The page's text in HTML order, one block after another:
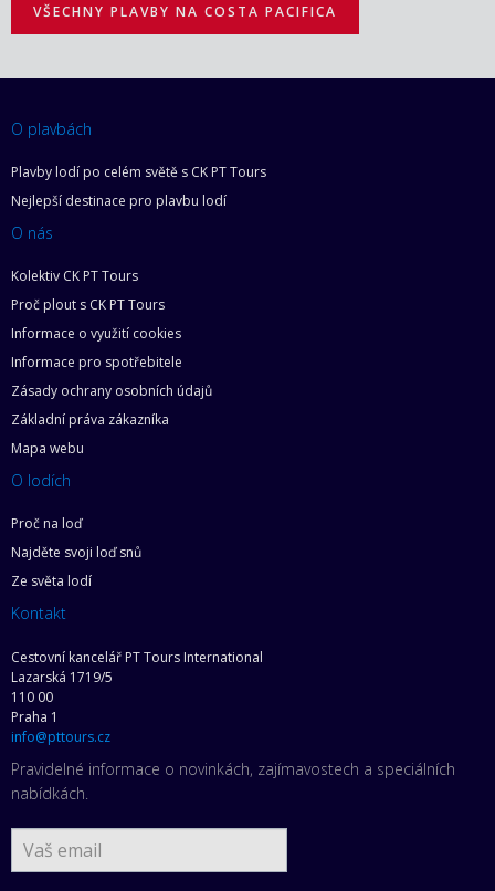
VŠECHNY PLAVBY NA COSTA PACIFICA
O plavbách
Plavby lodí po celém světě s CK PT Tours
Nejlepší destinace pro plavbu lodí
O nás
Kolektiv CK PT Tours
Proč plout s CK PT Tours
Informace o využití cookies
Informace pro spotřebitele
Zásady ochrany osobních údajů
Základní práva zákazníka
Mapa webu
O lodích
Proč na loď
Najděte svoji loď snů
Ze světa lodí
Kontakt
Cestovní kancelář PT Tours International
Lazarská 1719/5
110 00
Praha 1
info@pttours.cz
Pravidelné informace o novinkách, zajímavostech a speciálních
nabídkách.